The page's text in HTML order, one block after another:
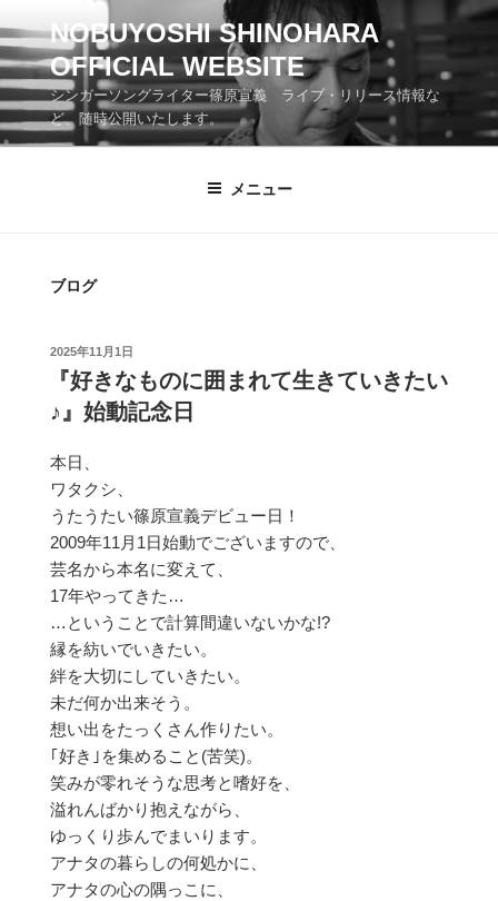
ン
テ
ン
ツ
へ
NOBUYOSHI SHINOHARA
OFFICIAL WEBSITE
シンガーソングライター篠原宣義 ライブ・リリース情報な
ど、随時公開いたします。
メニュー
ブログ
投
2025年11月1日
『好きなものに囲まれて生きていきたい
♪』始動記念日
本日、
ワタクシ、
うたうたい篠原宣義デビュー日！
2009年11月1日始動でございますので、
芸名から本名に変えて、
17年やってきた…
…ということで計算間違いないかな!?
縁を紡いでいきたい。
絆を大切にしていきたい。
未だ何か出来そう。
想い出をたっくさん作りたい。
｢好き｣を集めること(苦笑)。
笑みが零れそうな思考と嗜好を、
溢れんばかり抱えながら、
ゆっくり歩んでまいります。
アナタの暮らしの何処かに、
アナタの心の隅っこに、